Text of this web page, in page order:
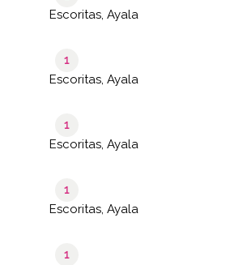
Escoritas, Ayala
1
Escoritas, Ayala
1
Escoritas, Ayala
1
Escoritas, Ayala
1